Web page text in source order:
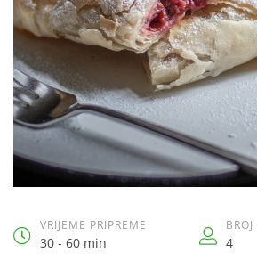
VRIJEME PRIPREME
30 - 60 min 4